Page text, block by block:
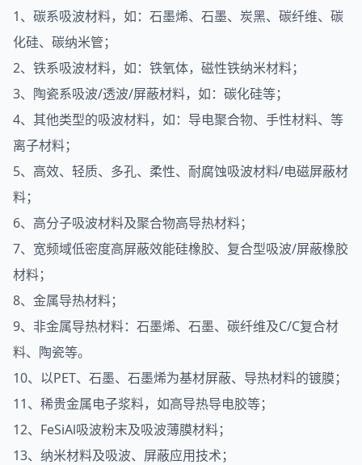
1、碳系吸波材料，如：石墨烯、石墨、炭黑、碳纤维、碳
化硅、碳纳米管；
2、铁系吸波材料，如：铁氧体，磁性铁纳米材料；
3、陶瓷系吸波/透波/屏蔽材料，如：碳化硅等；
4、其他类型的吸波材料，如：导电聚合物、手性材料、等
离子材料；
5、高效、轻质、多孔、柔性、耐腐蚀吸波材料/电磁屏蔽材
料；
6、高分子吸波材料及聚合物高导热材料；
7、宽频域低密度高屏蔽效能硅橡胶、复合型吸波/屏蔽橡胶
材料；
8、金属导热材料；
9、非金属导热材料：石墨烯、石墨、碳纤维及C/C复合材
料、陶瓷等。
10、以PET、石墨、石墨烯为基材屏蔽、导热材料的镀膜；
11、稀贵金属电子浆料，如高导热导电胶等；
12、FeSiAl吸波粉末及吸波薄膜材料；
13、纳米材料及吸波、屏蔽应用技术；